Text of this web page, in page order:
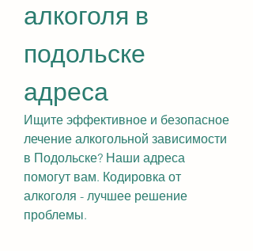
алкоголя в
подольске
адреса
Ищите эффективное и безопасное
лечение алкогольной зависимости
в Подольске? Наши адреса
помогут вам. Кодировка от
алкоголя - лучшее решение
проблемы.